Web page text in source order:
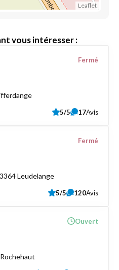
Leaflet
vous intéresser :
Fermé
5/5 17Avis
Leudelange
Fermé
5/5 120Avis
Ouvert